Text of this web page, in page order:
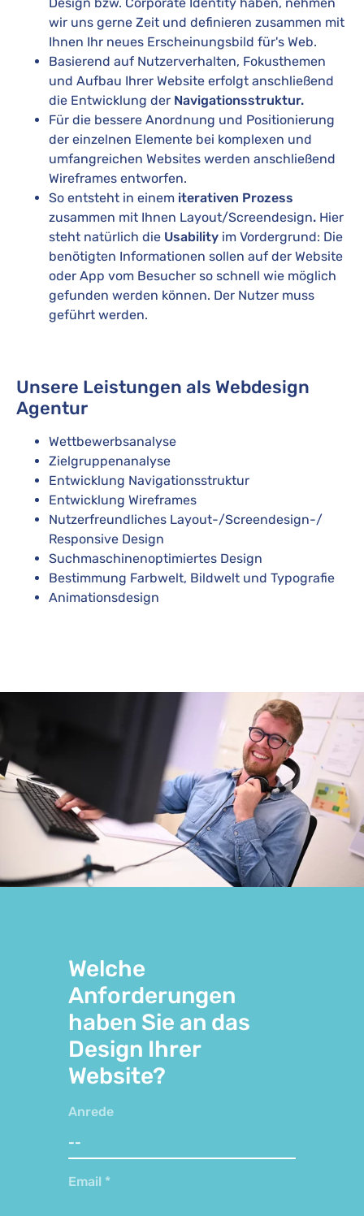
wir uns gerne Zeit und definieren zusammen mit
Ihnen Ihr neues Erscheinungsbild für's Web.
Basierend auf Nutzerverhalten, Fokusthemen
und Aufbau Ihrer Website erfolgt anschließend
die Entwicklung der Navigationsstruktur.
Für die bessere Anordnung und Positionierung
der einzelnen Elemente bei komplexen und
umfangreichen Websites werden anschließend
Wireframes entworfen.
So entsteht in einem iterativen Prozess
zusammen mit Ihnen Layout/Screendesign. Hier
steht natürlich die Usability im Vordergrund: Die
benötigten Informationen sollen auf der Website
oder App vom Besucher so schnell wie möglich
gefunden werden können. Der Nutzer muss
geführt werden.
Unsere Leistungen als Webdesign
Agentur
Wettbewerbsanalyse
Zielgruppenanalyse
Entwicklung Navigationsstruktur
Entwicklung Wireframes
Nutzerfreundliches Layout-/Screendesign-/
Responsive Design
Suchmaschinenoptimiertes Design
Bestimmung Farbwelt, Bildwelt und Typografie
Animationsdesign
Welche
Anforderungen
haben Sie an das
Design Ihrer
Website?
Anrede
Email *